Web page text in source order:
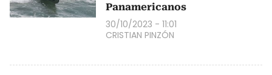
Panamericanos
30/10/2023 - 11:01
CRISTIAN PINZÓN